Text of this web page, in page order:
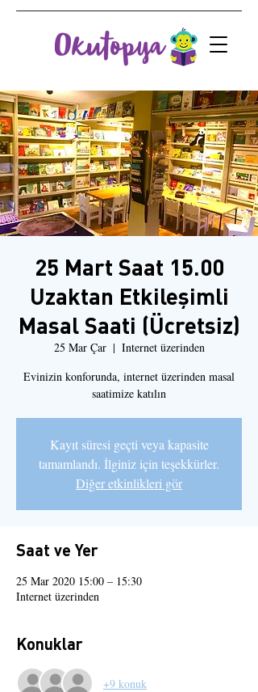
25 Mart Saat 15.00
Uzaktan Etkileşimli
Masal Saati (Ücretsiz)
25 Mar Çar
  |
Internet üzerinden
Evinizin konforunda, internet üzerinden masal
saatimize katılın
Kayıt süresi geçti veya kapasite
tamamlandı. İlginiz için teşekkürler.
Diğer etkinlikleri gör
Saat ve Yer
25 Mar 2020 15:00 – 15:30
Internet üzerinden
Konuklar
+9 konuk